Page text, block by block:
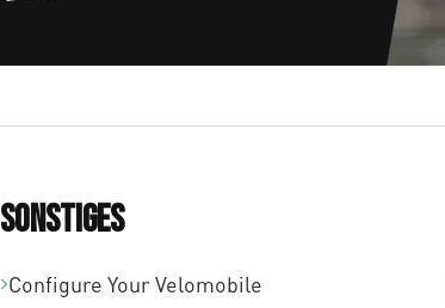
Sonstiges
Configure Your Velomobile